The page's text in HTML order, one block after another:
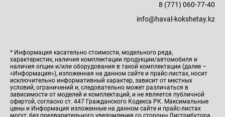
8 (771) 060-77-40
info@haval-kokshetay.kz
* Информация касательно стоимости, модельного ряда,
характеристик, наличия комплектации продукции/автомобиля и
наличия опции и/или оборудования в такой комплектации (далее –
«Информация»), изложенная на данном сайте и прайс-листах, носит
исключительно информативный характер, зависит от местных
условий, ограничений и, следовательно может различаться в
зависимости от моделей и комплектаций, и не является публичной
офертой, согласно ст. 447 Гражданского Кодекса РК. Максимальные
цены и Информация изложенные на данном сайте и прайс-листах
могут, без предварительного уведомления со стороны Дистрибутора,